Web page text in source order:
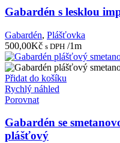
Gabardén s lesklou
Gabardén, Plášťovka
500,00Kč s DPH /1m
Přidat do košíku
Rychlý náhled
Porovnat
Gabardén se
plášťový